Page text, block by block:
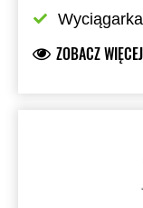
ZOBACZ WIĘCEJ